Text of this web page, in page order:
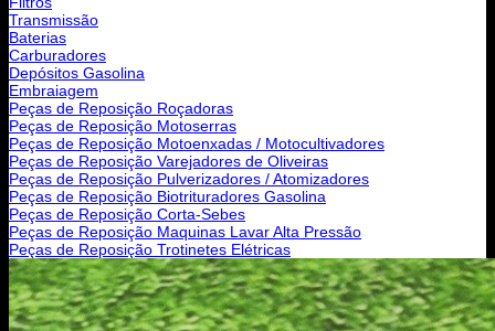
Transmissão
Baterias
Carburadores
Depósitos Gasolina
Embraiagem
Peças de Reposição Roçadoras
Peças de Reposição Motoserras
Peças de Reposição Motoenxadas / Motocultivadores
Peças de Reposição Varejadores de Oliveiras
Peças de Reposição Pulverizadores / Atomizadores
Peças de Reposição Biotrituradores Gasolina
Peças de Reposição Corta-Sebes
Peças de Reposição Maquinas Lavar Alta Pressão
Peças de Reposição Trotinetes Elétricas